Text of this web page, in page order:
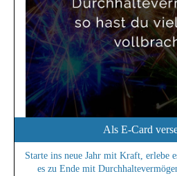
Als E-Card
Starte ins neue Jahr mit Kraft, erlebe
es zu Ende mit